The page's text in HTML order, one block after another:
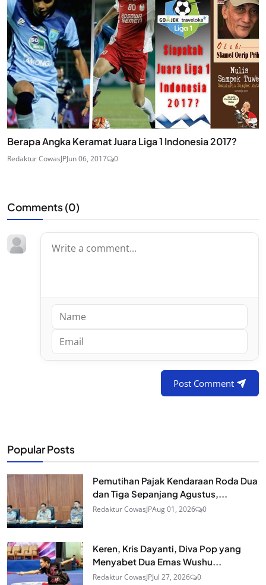
Berapa Angka Keramat Juara Liga 1 Indonesia 2017?
Redaktur CowasJPJun 06, 2017 0
Comments (0)
Post Comment
Popular Posts
Pemutihan Pajak Kendaraan Roda Dua
dan Tiga Sepanjang Agustus,...
Redaktur CowasJPAug 01, 2026 0
Keren, Kris Dayanti, Diva Pop yang
Menyabet Dua Emas Wushu...
Redaktur CowasJPJul 27, 2026 0